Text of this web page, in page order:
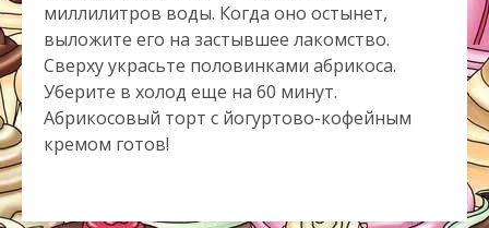
миллилитров воды. Когда оно остынет,
выложите его на застывшее лакомство.
Сверху украсьте половинками абрикоса.
Уберите в холод еще на 60 минут.
Абрикосовый торт с йогуртово-кофейным
кремом готов!